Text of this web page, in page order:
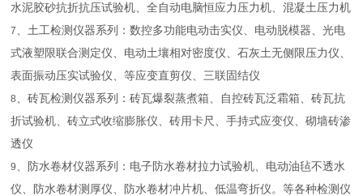
水泥胶砂抗折抗压试验机、全自动电脑恒应力压力机、混凝土压力机
7、土工检测仪器系列：数控多功能电动击实仪、电动脱模器、光电
式液塑限联合测定仪、电动土壤相对密度仪、石灰土无侧限压力仪、
表面振动压实试验仪、等应变直剪仪、三联固结仪
8、砖瓦检测仪器系列：砖瓦爆裂蒸煮箱、自控砖瓦泛霜箱、砖瓦抗
折试验机、砖立式收缩膨胀仪、砖用卡尺、手持式应变仪、砌墙砖渗
透仪
9、防水卷材仪器系列：电子防水卷材拉力试验机、电动油毡不透水
仪、防水卷材测厚仪、防水卷材冲片机、低温弯折仪。等各种检测仪